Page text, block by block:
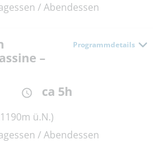
/ Abendessen
–
Programmdetails
ca 5h
ü.N.)
/ Abendessen